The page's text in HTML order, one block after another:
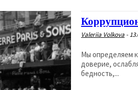
Valeriia Volkova -
Мы определяем
доверие,
бедность,...